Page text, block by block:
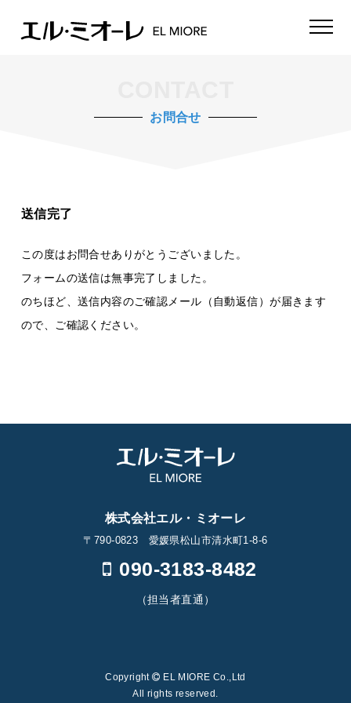
お問合せ
送信完了
この度はお問合せありがとうございました。
フォームの送信は無事完了しました。
のちほど、送信内容のご確認メール（自動返信）が届きます
ので、ご確認ください。
株式会社エル・ミオーレ
〒790-0823 愛媛県松山市清水町1-8-6
090-3183-8482
（担当者直通）
Copyright
EL MIORE Co.,Ltd
All rights reserved.